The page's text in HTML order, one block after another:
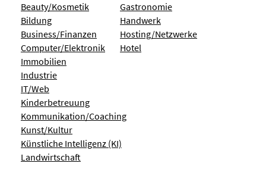
Beauty/Kosmetik
Bildung
Business/Finanzen
Computer/Elektronik
Gastronomie
Handwerk
Hosting/Netzwerke
Hotel
Immobilien
Industrie
IT/Web
Kinderbetreuung
Kommunikation/Coaching
Kunst/Kultur
Künstliche Intelligenz (KI)
Landwirtschaft